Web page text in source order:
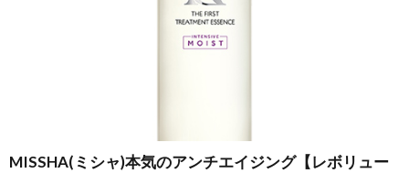
MISSHA(ミシャ)本気のアンチエイジング【レボリュー